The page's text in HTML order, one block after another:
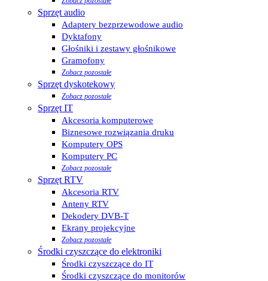
Sprzęt audio
Adaptery bezprzewodowe audio
Dyktafony
Głośniki i zestawy głośnikowe
Gramofony
Zobacz pozostałe
Sprzęt dyskotekowy
Zobacz pozostałe
Sprzęt IT
Akcesoria komputerowe
Biznesowe rozwiązania druku
Komputery OPS
Komputery PC
Zobacz pozostałe
Sprzęt RTV
Akcesoria RTV
Anteny RTV
Dekodery DVB-T
Ekrany projekcyjne
Zobacz pozostałe
Środki czyszczące do elektroniki
Środki czyszczące do IT
Środki czyszczące do monitorów